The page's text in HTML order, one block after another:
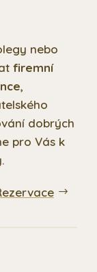
nebo
firemní
,
dobrých
pro Vás k